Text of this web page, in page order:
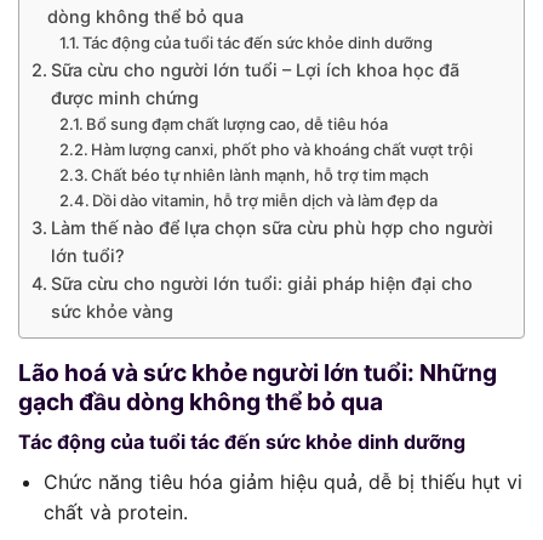
dòng không thể bỏ qua
Tác động của tuổi tác đến sức khỏe dinh dưỡng
Sữa cừu cho người lớn tuổi – Lợi ích khoa học đã
được minh chứng
Bổ sung đạm chất lượng cao, dễ tiêu hóa
Hàm lượng canxi, phốt pho và khoáng chất vượt trội
Chất béo tự nhiên lành mạnh, hỗ trợ tim mạch
Dồi dào vitamin, hỗ trợ miễn dịch và làm đẹp da
Làm thế nào để lựa chọn sữa cừu phù hợp cho người
lớn tuổi?
Sữa cừu cho người lớn tuổi: giải pháp hiện đại cho
sức khỏe vàng
Lão hoá và sức khỏe người lớn tuổi: Những
gạch đầu dòng không thể bỏ qua
Tác động của tuổi tác đến sức khỏe dinh dưỡng
Chức năng tiêu hóa giảm hiệu quả, dễ bị thiếu hụt vi
chất và protein.